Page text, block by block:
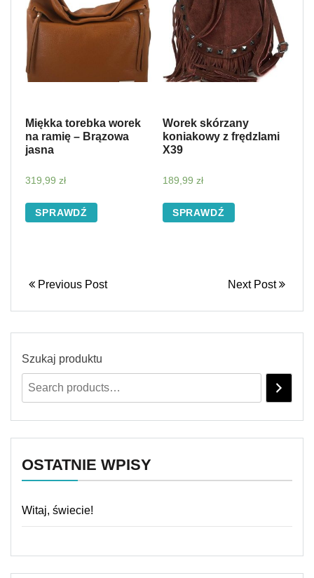
Miękka torebka worek
na ramię – Brązowa
jasna
319,99 zł
SPRAWDŹ
Worek skórzany
koniakowy z frędzlami
X39
189,99 zł
SPRAWDŹ
Previous Post Next Post
Szukaj produktu
OSTATNIE WPISY
Witaj, świecie!